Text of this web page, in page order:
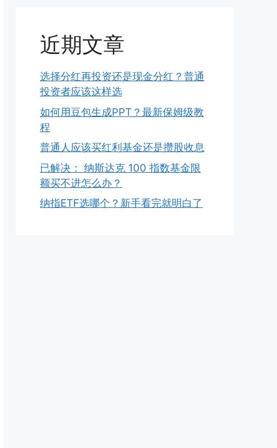
近期文章
选择分红再投资还是现金分红？普通
投资者应该这样选
如何用豆包生成PPT？最新保姆级教
程
普通人应该买红利基金还是攒股收息
已解决： 纳斯达克 100 指数基金限
额买不进怎么办？
纳指ETF选哪个？新手看完就明白了